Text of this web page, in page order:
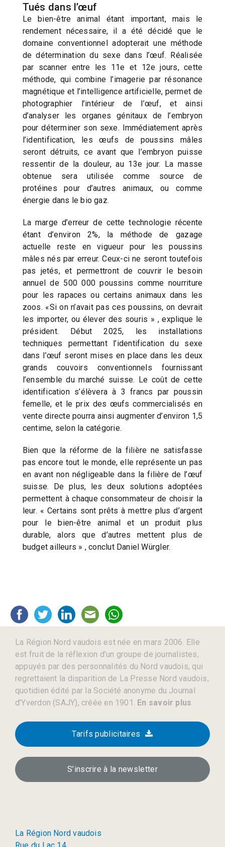
Tués dans l’œuf
Le bien-être animal étant important, mais le
rendement nécessaire, il a été décidé que le
domaine conventionnel adopterait une méthode
de détermination du sexe dans l’œuf. Réalisée
par scanner entre les 11e et 12e jours, cette
méthode, qui combine l’imagerie par résonance
magnétique et l’intelligence artificielle, permet de
photographier l’intérieur de l’œuf, et ainsi
d’analyser les organes génitaux de l’embryon
pour déterminer son sexe. Immédiatement après
l’identification, les œufs de poussins mâles
seront détruits, ce avant que l’embryon puisse
ressentir de la douleur, au 13e jour. La masse
obtenue sera utilisée comme source de
protéines pour d’autres animaux, ou comme
énergie dans le bio gaz.
La marge d’erreur de cette technologie récente
étant d’environ 2%, la méthode de gazage
actuelle reste en vigueur pour les poussins
mâles nés par erreur. Ceux-ci ne seront toutefois
pas jetés, et permettront de couvrir le besoin
annuel de 500 000 poussins comme nourriture
pour les rapaces ou certains animaux dans les
zoos. «Si on n’avait pas ces poussins, on devrait
les importer, ou élever des souris » , explique le
président. Début 2025, les installations
techniques permettant l’identification du sexe
dans l’œuf seront mises en place dans les deux
grands couvoirs conventionnels fournissant
l’ensemble du marché suisse. Le coût de cette
identification s’élèvera à 3 francs par poussin
femelle, et le prix des œufs commercialisés en
vente directe pourra ainsi augmenter d’environ 1,5
centime, selon la catégorie.
Bien que la réforme de la filière ne satisfasse
pas encore tout le monde, elle représente un pas
en avant non négligeable dans la filière de l’œuf
suisse. De plus, les deux solutions adoptées
permettent à chaque consommateur de choisir la
leur. « Certains sont prêts à mettre plus d’argent
pour le bien-être animal et un produit plus
durable, alors que d’autres mettent plus de
budget ailleurs » , conclut Daniel Würgler.
La Région Nord vaudois est née en mars 2006. Elle
est fruit de la réflexion d’un groupe de journalistes,
appuyés par des personnalités du Nord vaudois, qui
regrettaient la disparition de La Presse Nord vaudois,
quotidien édité par la Société anonyme du Journal
d’Yverdon (SAJY), créée en 1901. En savoir plus
Tarifs publicitaires
S’inscrire à la newsletter
La Région Nord vaudois